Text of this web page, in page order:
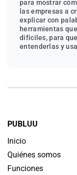
para mostrar
las empresas a
explicar con
herramientas
difíciles, para
entenderlas y
PUBLUU
Inicio
Quiénes somos
Funciones